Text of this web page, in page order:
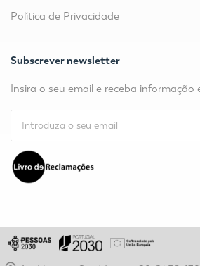
Política de Privacidade
Subscrever newsletter
Insira o seu email e receba informação